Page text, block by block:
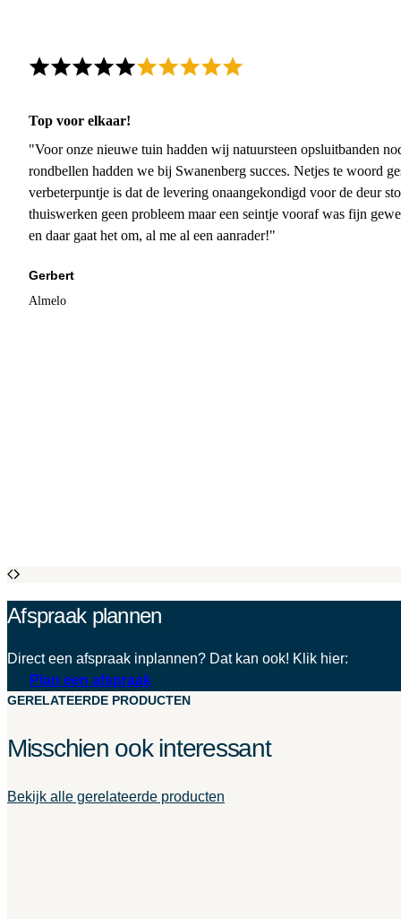
Top voor elkaar!
"Voor onze nieuwe tuin hadden wij natuursteen opsluitbanden
rondbellen hadden we bij Swanenberg succes. Netjes te woord
verbeterpuntje is dat de levering onaangekondigd voor de deur
thuiswerken geen probleem maar een seintje vooraf was fijn
en daar gaat het om, al me al een aanrader!"
Gerbert
Almelo
Afspraak plannen
Direct een afspraak inplannen? Dat kan ook! Klik hier:
Plan een afspraak
GERELATEERDE PRODUCTEN
Misschien ook interessant
Bekijk alle gerelateerde producten